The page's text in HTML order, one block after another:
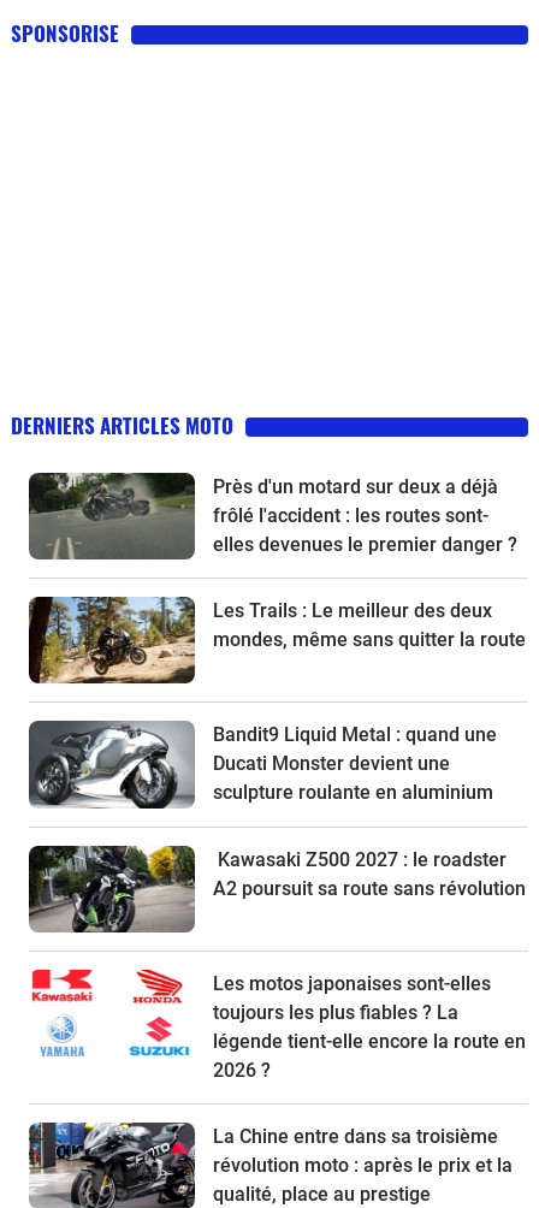
SPONSORISE
DERNIERS ARTICLES MOTO
Près d'un motard sur deux a déjà
frôlé l'accident : les routes sont-
elles devenues le premier danger ?
Les Trails : Le meilleur des deux
mondes, même sans quitter la route
Bandit9 Liquid Metal : quand une
Ducati Monster devient une
sculpture roulante en aluminium
Kawasaki Z500 2027 : le roadster
A2 poursuit sa route sans révolution
Les motos japonaises sont-elles
toujours les plus fiables ? La
légende tient-elle encore la route en
2026 ?
La Chine entre dans sa troisième
révolution moto : après le prix et la
qualité, place au prestige